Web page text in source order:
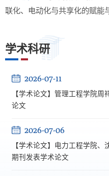
联化、电动化与共享化的赋能
学术科研
2026-07-11
【学术论文】管理工程学院
论文
2026-07-06
【学术论文】电力工程学院
期刊发表学术论文